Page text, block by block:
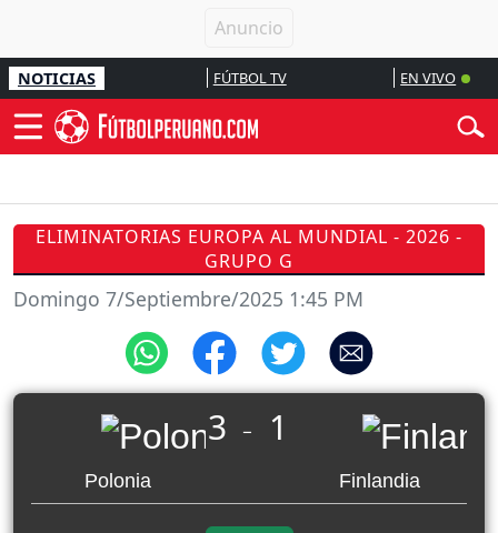
NOTICIAS FÚTBOL TV EN VIVO
ELIMINATORIAS EUROPA AL MUNDIAL - 2026 -
GRUPO G
Domingo 7/Septiembre/2025 1:45 PM
Polonia
3 _ 1
Finlandia